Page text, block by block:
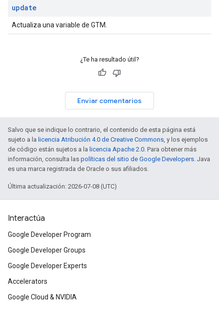
update
Actualiza una variable de GTM.
¿Te ha resultado útil?
Enviar comentarios
Salvo que se indique lo contrario, el contenido de esta página está
sujeto a la licencia Atribución 4.0 de Creative Commons, y los ejemplos
de código están sujetos a la licencia Apache 2.0. Para obtener más
información, consulta las políticas del sitio de Google Developers. Java
es una marca registrada de Oracle o sus afiliados.
Última actualización: 2026-07-08 (UTC)
Interactúa
Google Developer Program
Google Developer Groups
Google Developer Experts
Accelerators
Google Cloud & NVIDIA